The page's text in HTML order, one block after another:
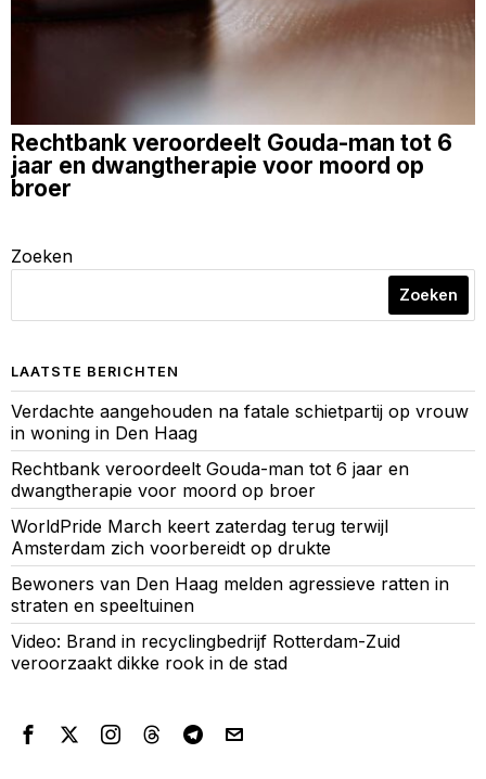
Rechtbank veroordeelt Gouda-man tot 6
jaar en dwangtherapie voor moord op
broer
Zoeken
Zoeken
LAATSTE BERICHTEN
Verdachte aangehouden na fatale schietpartij op vrouw
in woning in Den Haag
Rechtbank veroordeelt Gouda-man tot 6 jaar en
dwangtherapie voor moord op broer
WorldPride March keert zaterdag terug terwijl
Amsterdam zich voorbereidt op drukte
Bewoners van Den Haag melden agressieve ratten in
straten en speeltuinen
Video: Brand in recyclingbedrijf Rotterdam-Zuid
veroorzaakt dikke rook in de stad